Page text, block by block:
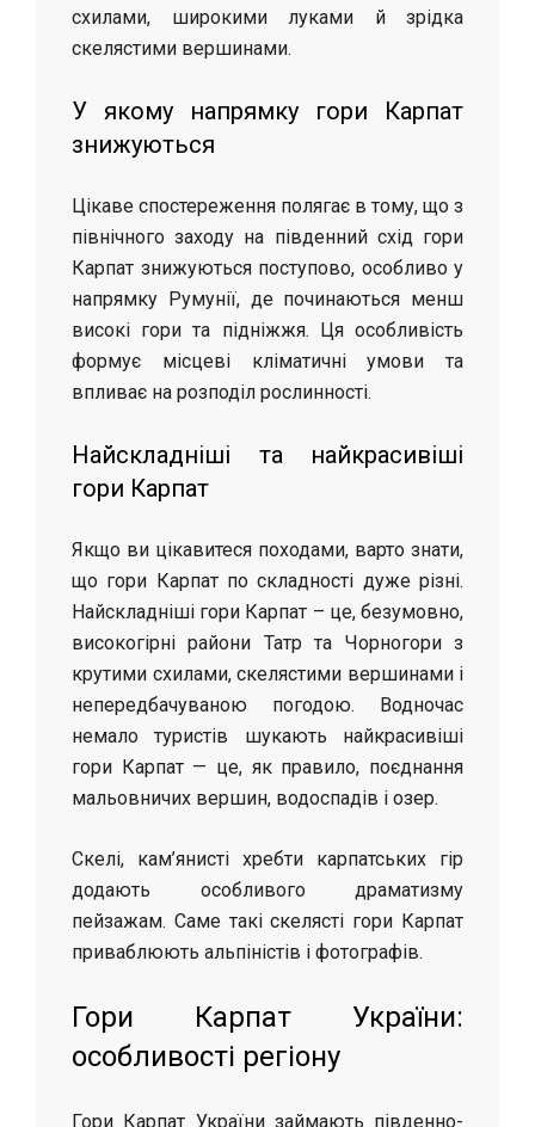
схилами, широкими луками й зрідка
скелястими вершинами.
У якому напрямку гори Карпат
знижуються
Цікаве спостереження полягає в тому, що з
північного заходу на південний схід гори
Карпат знижуються поступово, особливо у
напрямку Румунії, де починаються менш
високі гори та підніжжя. Ця особливість
формує місцеві кліматичні умови та
впливає на розподіл рослинності.
Найскладніші та найкрасивіші
гори Карпат
Якщо ви цікавитеся походами, варто знати,
що гори Карпат по складності дуже різні.
Найскладніші гори Карпат – це, безумовно,
високогірні райони Татр та Чорногори з
крутими схилами, скелястими вершинами і
непередбачуваною погодою. Водночас
немало туристів шукають найкрасивіші
гори Карпат — це, як правило, поєднання
мальовничих вершин, водоспадів і озер.
Скелі, кам’янисті хребти карпатських гір
додають особливого драматизму
пейзажам. Саме такі скелясті гори Карпат
приваблюють альпіністів і фотографів.
Гори Карпат України:
особливості регіону
Гори Карпат України займають південно-